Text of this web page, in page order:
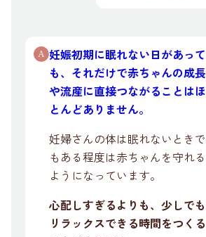
妊娠初期に眠れない日があって
も、それだけで赤ちゃんの成長
や流産に直接つながることはほ
とんどありません。
妊婦さんの体は眠れないときで
もある程度は赤ちゃんを守れる
ようになっています。
心配しすぎるよりも、少しでも
リラックスできる時間をつくる